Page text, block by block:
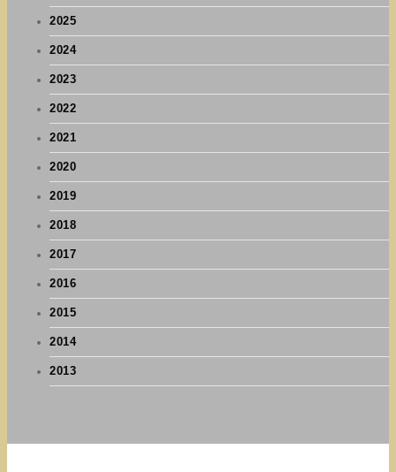
2025
2024
2023
2022
2021
2020
2019
2018
2017
2016
2015
2014
2013